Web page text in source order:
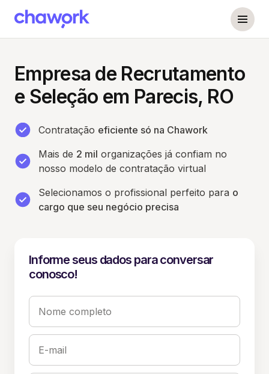
Empresa de Recrutamento
e Seleção em Parecis, RO
Contratação eficiente só na Chawork
Mais de 2 mil organizações já confiam no
nosso modelo de contratação virtual
Selecionamos o profissional perfeito para o
cargo que seu negócio precisa
Informe seus dados para conversar
conosco!
Nome completo
E-mail